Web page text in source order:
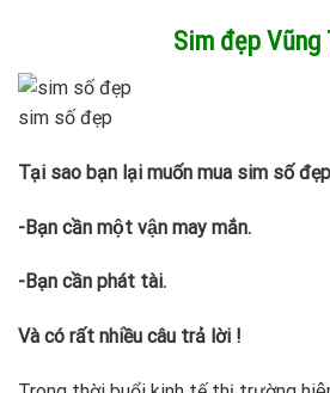
Sim đẹp Vũng
sim số đẹp
Tại sao bạn lại muốn mua sim số
-Bạn cần một vận may mắn.
-Bạn cần phát tài.
Và có rất nhiều câu trả lời !